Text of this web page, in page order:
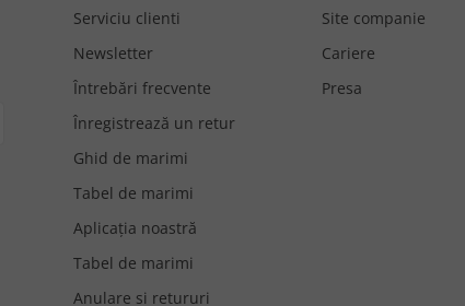
Serviciu clienti
Newsletter
Întrebări frecvente
Înregistrează un retur
Ghid de marimi
Tabel de marimi
Aplicația noastră
Tabel de marimi
Anulare si retururi
Site companie
Cariere
Presa